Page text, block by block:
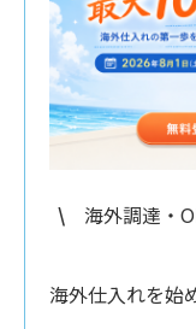
\海外調達・
海外仕入れを始